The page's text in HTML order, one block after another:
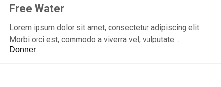
Free Water
Lorem ipsum dolor sit amet, consectetur adipiscing elit.
Morbi orci est, commodo a viverra vel, vulputate…
Donner